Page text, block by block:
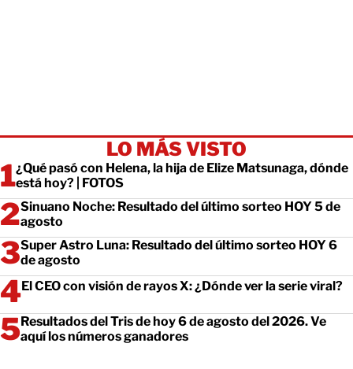
LO MÁS VISTO
¿Qué pasó con Helena, la hija de Elize Matsunaga, dónde
está hoy? | FOTOS
Sinuano Noche: Resultado del último sorteo HOY 5 de
agosto
Super Astro Luna: Resultado del último sorteo HOY 6
de agosto
El CEO con visión de rayos X: ¿Dónde ver la serie viral?
Resultados del Tris de hoy 6 de agosto del 2026. Ve
aquí los números ganadores